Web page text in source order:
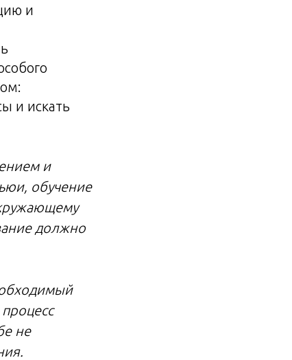
и
и искать
и
обучение
должно
не